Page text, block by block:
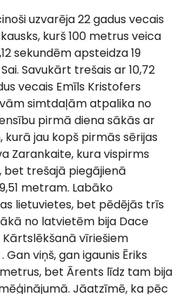
uzvarēja 22 gadus vecais
kurš 100 metrus veica
sekundēm apsteidza 19
Savukārt trešais ar 10,72
vecais Emīls Kristofers
simtdaļām atpalika no
pirmā diena sākās ar
kurā jau kopš pirmās sērijas
Zarankaite, kura vispirms
bet trešajā piegājienā
metram. Labāko
lietuvietes, bet pēdējās trīs
no latvietēm bija Dace
vīriešiem
viņš, gan igaunis Ēriks
bet Ārents līdz tam bija
Jāatzīmē, ka pēc